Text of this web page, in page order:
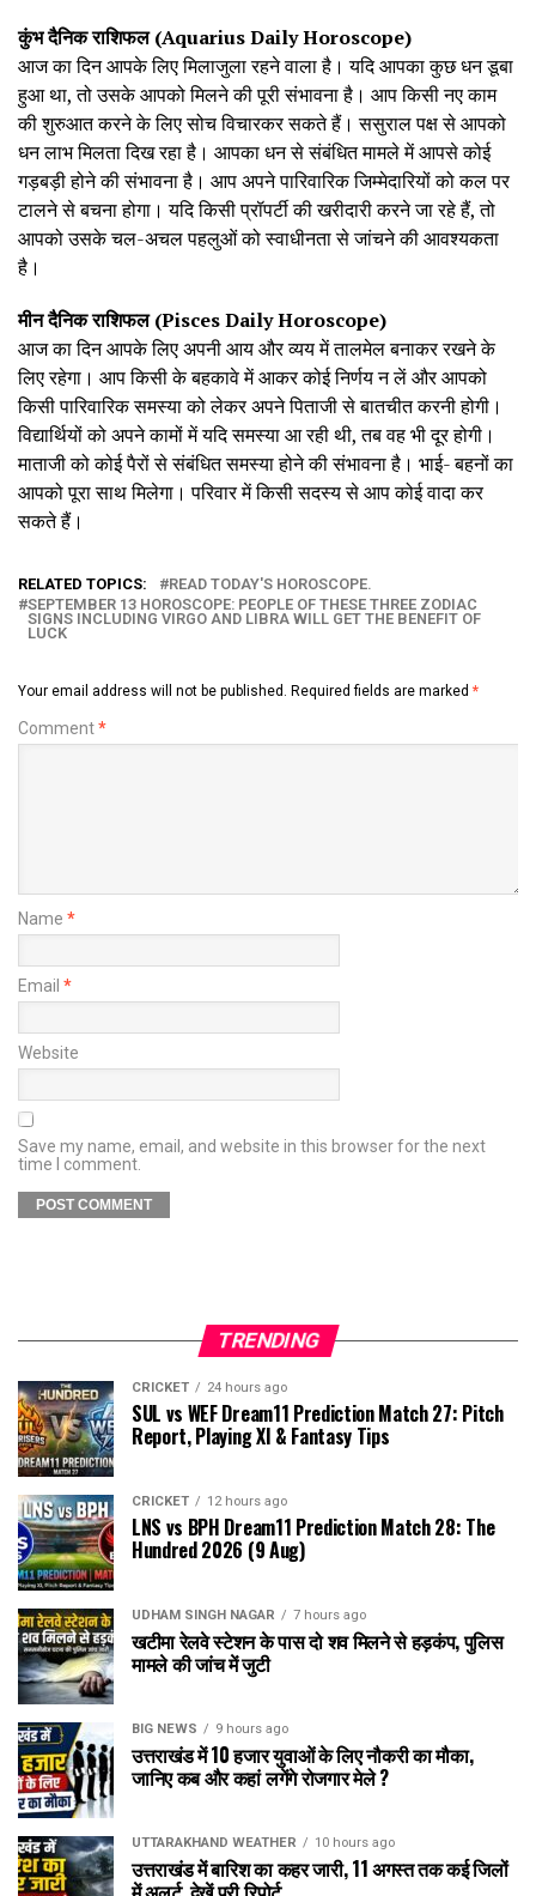
कुंभ दैनिक राशिफल (Aquarius Daily Horoscope)
आज का दिन आपके लिए मिलाजुला रहने वाला है। यदि आपका कुछ धन डूबा
हुआ था, तो उसके आपको मिलने की पूरी संभावना है। आप किसी नए काम
की शुरुआत करने के लिए सोच विचारकर सकते हैं। ससुराल पक्ष से आपको
धन लाभ मिलता दिख रहा है। आपका धन से संबंधित मामले में आपसे कोई
गड़बड़ी होने की संभावना है। आप अपने पारिवारिक जिम्मेदारियों को कल पर
टालने से बचना होगा। यदि किसी प्रॉपर्टी की खरीदारी करने जा रहे हैं, तो
आपको उसके चल-अचल पहलुओं को स्वाधीनता से जांचने की आवश्यकता
है।
मीन दैनिक राशिफल (Pisces Daily Horoscope)
आज का दिन आपके लिए अपनी आय और व्यय में तालमेल बनाकर रखने के
लिए रहेगा। आप किसी के बहकावे में आकर कोई निर्णय न लें और आपको
किसी पारिवारिक समस्या को लेकर अपने पिताजी से बातचीत करनी होगी।
विद्यार्थियों को अपने कामों में यदि समस्या आ रही थी, तब वह भी दूर होगी।
माताजी को कोई पैरों से संबंधित समस्या होने की संभावना है। भाई- बहनों का
आपको पूरा साथ मिलेगा। परिवार में किसी सदस्य से आप कोई वादा कर
सकते हैं।
RELATED TOPICS:
READ TODAY'S HOROSCOPE.
SEPTEMBER 13 HOROSCOPE: PEOPLE OF THESE THREE ZODIAC
SIGNS INCLUDING VIRGO AND LIBRA WILL GET THE BENEFIT OF
LUCK
Your email address will not be published. Required fields are marked *
Comment*
Name *
Email *
Website
Save my name, email, and website in this browser for the next
time I comment.
TRENDING
CRICKET 24 hours ago
SUL vs WEF Dream11 Prediction Match 27: Pitch
Report, Playing XI & Fantasy Tips
CRICKET 12 hours ago
LNS vs BPH Dream11 Prediction Match 28: The
Hundred 2026 (9 Aug)
UDHAM SINGH NAGAR 7 hours ago
खटीमा रेलवे स्टेशन के पास दो शव मिलने से हड़कंप, पुलिस
मामले की जांच में जुटी
BIG NEWS 9 hours ago
उत्तराखंड में 10 हजार युवाओं के लिए नौकरी का मौका,
जानिए कब और कहां लगेंगे रोजगार मेले ?
UTTARAKHAND WEATHER 10 hours ago
उत्तराखंड में बारिश का कहर जारी, 11 अगस्त तक कई जिलों